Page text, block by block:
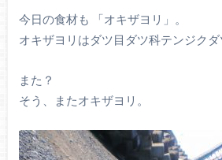
今日の食材も 「オキザヨリ」。
オキザヨリはダツ目ダツ科テンジクダ
また？
そう、またオキザヨリ。